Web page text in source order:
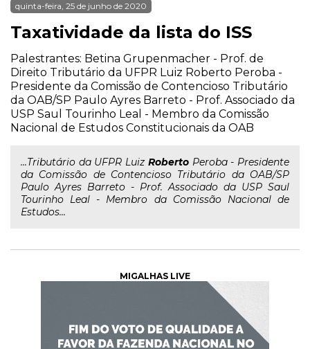
quinta-feira, 25 de junho de 2020
Taxatividade da lista do ISS
Palestrantes: Betina Grupenmacher - Prof. de
Direito Tributário da UFPR Luiz Roberto Peroba -
Presidente da Comissão de Contencioso Tributário
da OAB/SP Paulo Ayres Barreto - Prof. Associado da
USP Saul Tourinho Leal - Membro da Comissão
Nacional de Estudos Constitucionais da OAB
...Tributário da UFPR Luiz RobertoPeroba - Presidente
da Comissão de Contencioso Tributário da OAB/SP
Paulo Ayres Barreto - Prof. Associado da USP Saul
Tourinho Leal - Membro da Comissão Nacional de
Estudos...
MIGALHAS LIVE